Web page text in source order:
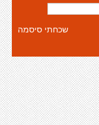
שכחתי סיסמה